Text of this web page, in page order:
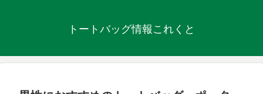
トートバッグ情報これくと